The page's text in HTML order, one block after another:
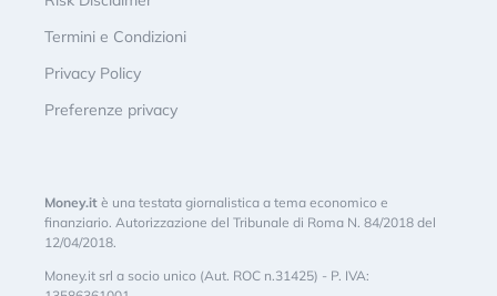
Termini e Condizioni
Privacy Policy
Preferenze privacy
Money.it è una testata giornalistica a tema economico e
finanziario. Autorizzazione del Tribunale di Roma N. 84/2018 del
12/04/2018.
Money.it srl a socio unico (Aut. ROC n.31425) - P. IVA: